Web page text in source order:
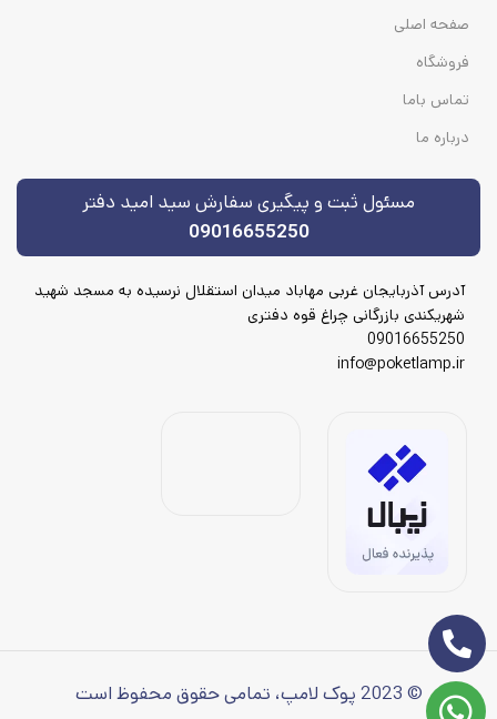
صفحه اصلی
فروشگاه
تماس باما
درباره ما
مسئول ثبت و پیگیری سفارش سید امید دفتر
09016655250
آدرس آذربایجان غربی مهاباد میدان استقلال نرسیده به مسجد شهید
شهریکندی بازرگانی چراغ قوه دفتری
09016655250
info@poketlamp.ir
© 2023 پوک لامپ، تمامی حقوق محفوظ است